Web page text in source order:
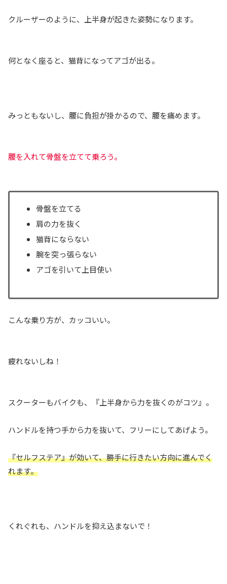
クルーザーのように、上半身が起きた姿勢になります。
何となく座ると、猫背になってアゴが出る。
みっともないし、腰に負担が掛かるので、腰を痛めます。
腰を入れて骨盤を立てて乗ろう。
骨盤を立てる
肩の力を抜く
猫背にならない
腕を突っ張らない
アゴを引いて上目使い
こんな乗り方が、カッコいい。
疲れないしね！
スクーターもバイクも、『上半身から力を抜くのがコツ』。
ハンドルを持つ手から力を抜いて、フリーにしてあげよう。
『セルフステア』が効いて、勝手に行きたい方向に進んでく
れます。
くれぐれも、ハンドルを抑え込まないで！